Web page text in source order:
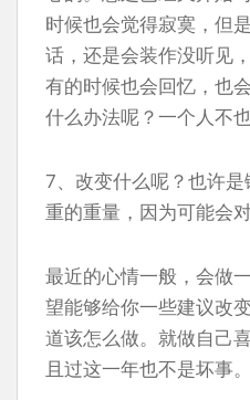
时候也会觉得寂寞，但
话，还是会装作没听见
有的时候也会回忆，也
什么办法呢？一个人不
7、改变什么呢？也许
重的重量，因为可能会
最近的心情一般，会做
望能够给你一些建议改
道该怎么做。就做自己
且过这一年也不是坏事。